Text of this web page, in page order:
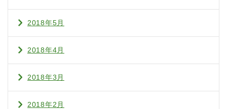
2018年5月
2018年4月
2018年3月
2018年2月